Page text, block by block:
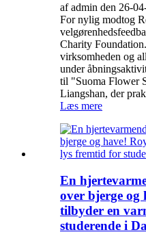
af admin den 26-
For nylig modtog
Charity
virksomheden og
under
til "Suoma Flower
Liangshan, der
Læs mere
En
over bjerge og
tilbyder en
studerende i